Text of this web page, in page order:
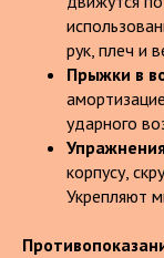
рук, плеч и
Прыжки в
ударного
корпусу,
Укрепляют